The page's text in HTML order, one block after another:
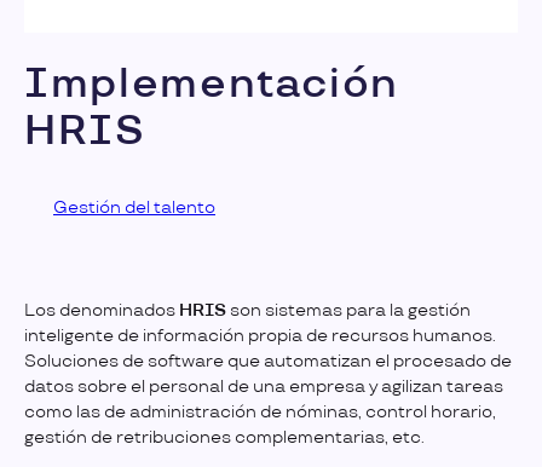
Implementación
HRIS
Gestión del talento
Los denominados HRIS son sistemas para la gestión
inteligente de información propia de recursos humanos.
Soluciones de software que automatizan el procesado de
datos sobre el personal de una empresa y agilizan tareas
como las de administración de nóminas, control horario,
gestión de retribuciones complementarias, etc.